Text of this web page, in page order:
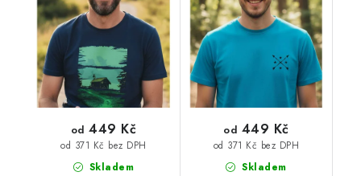
Skladem
od 371 Kč bez DPH
od 449 Kč
Skladem
od 371 Kč bez DPH
od 449 Kč